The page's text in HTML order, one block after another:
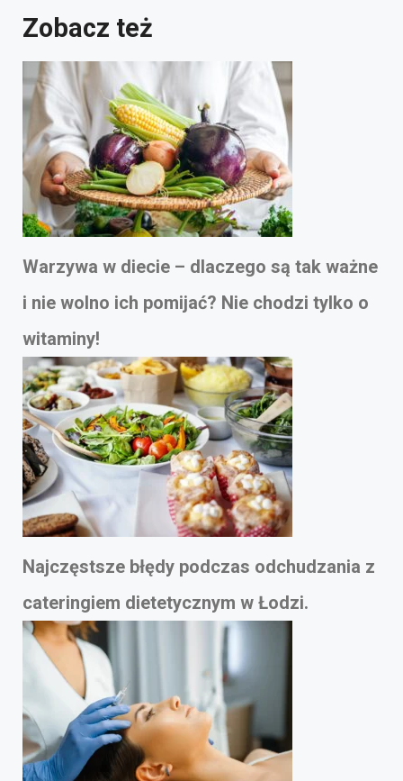
Zobacz też
Warzywa w diecie – dlaczego są tak ważne
i nie wolno ich pomijać? Nie chodzi tylko o
witaminy!
Najczęstsze błędy podczas odchudzania z
cateringiem dietetycznym w Łodzi.